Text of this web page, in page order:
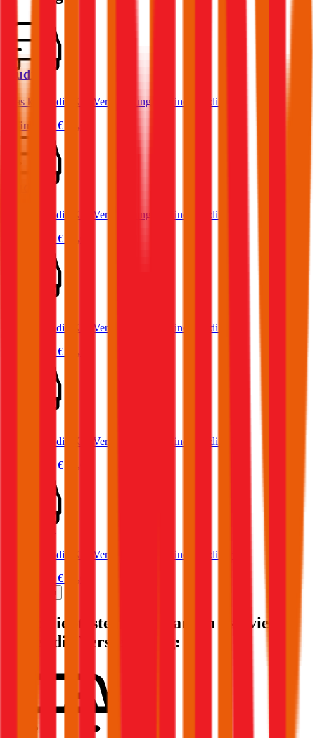
Audi A4
Was kostet die Kfz-Versicherung für einen Audi A4?
Prämie ab € 87,05
Was kostet die Kfz-Versicherung für einen Audi A3?
€ 54,63
Was kostet die Kfz-Versicherung für einen Audi A6?
€ 69,13
Was kostet die Kfz-Versicherung für einen Audi A5?
€ 64,01
Audi Q5
Was kostet die Kfz-Versicherung für einen Audi Q5?
€ 85,61
Die beliebtesten Automarken - so viel
kostet die Versicherung: